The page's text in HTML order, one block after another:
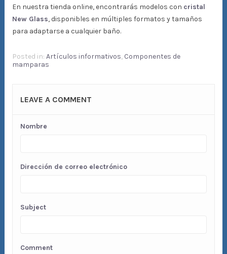
En nuestra tienda online, encontrarás modelos con cristal
New Glass, disponibles en múltiples formatos y tamaños
para adaptarse a cualquier baño.
Posted in: Artículos informativos, Componentes de
mamparas
LEAVE A COMMENT
Nombre
Dirección de correo electrónico
Subject
Comment